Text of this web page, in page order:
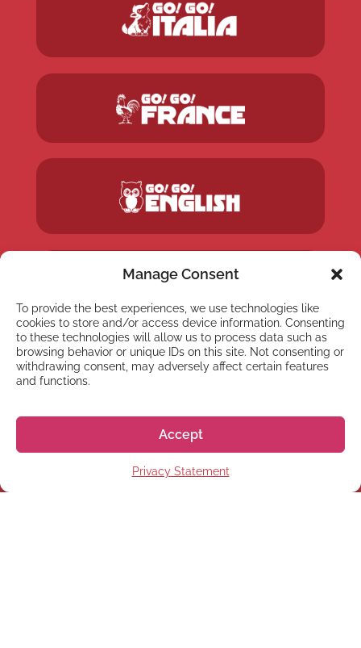
Manage Consent
To provide the best experiences, we use technologies like
cookies to store and/or access device information. Consenting
to these technologies will allow us to process data such as
browsing behavior or unique IDs on this site. Not consenting or
withdrawing consent, may adversely affect certain features
and functions.
Accept
Privacy Statement